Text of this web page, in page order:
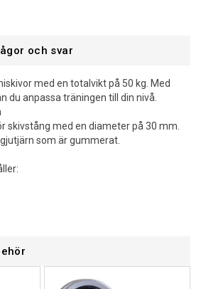
och svar
med en totalvikt på 50 kg. Med
du anpassa träningen till din nivå.
skivstång med en diameter på 30 mm.
som är gummerat.